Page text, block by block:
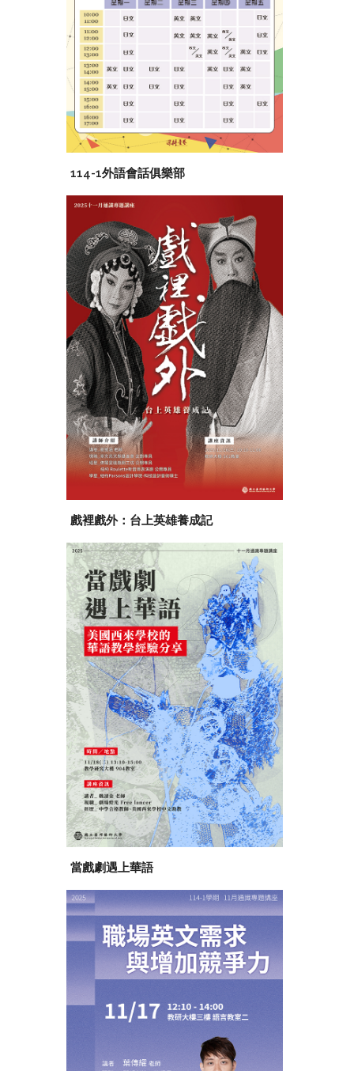
114-1外語會話俱樂部
戲裡戲外：台上英雄養成記
當戲劇遇上華語